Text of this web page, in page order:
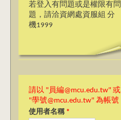
若登入有問題或是權限有問
題，請洽資網處資服組 分
機1999
請以 "員編@mcu.edu.tw" 或
"學號@mcu.edu.tw" 為帳號
使用者名稱 *